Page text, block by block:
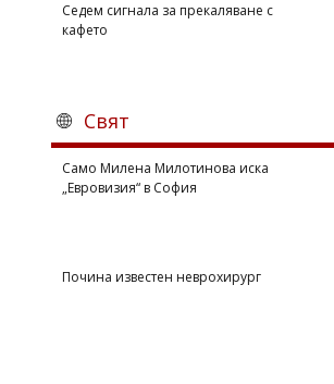
Седем сигнала за прекаляване с
кафето
Свят
Само Милена Милотинова иска
„Евровизия“ в София
Почина известен неврохирург